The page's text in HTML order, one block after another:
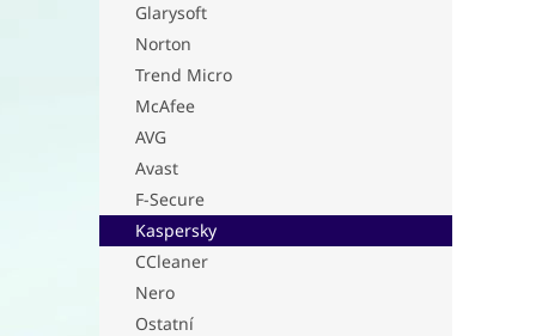
Glarysoft
Norton
Trend Micro
McAfee
AVG
Avast
F-Secure
Kaspersky
CCleaner
Nero
Ostatní